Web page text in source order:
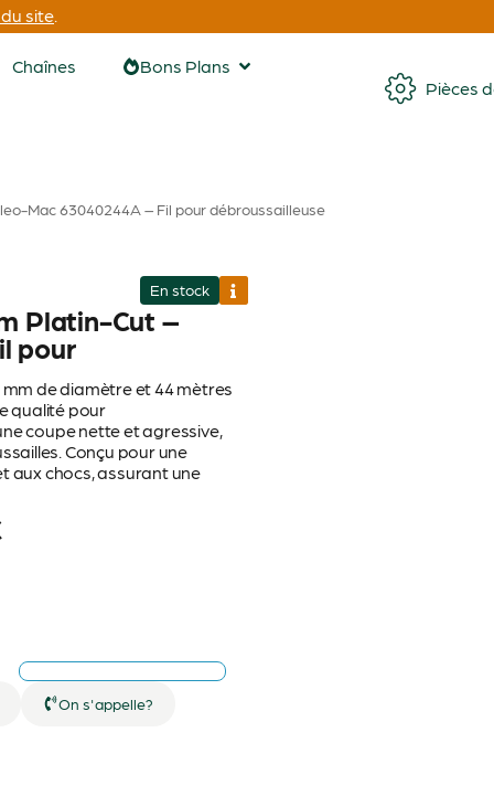
site.
Chaînes
Bons Plans
Pièces
Mac 63040244A – Fil pour débroussailleuse
En stock
Platin-Cut –
pour
de diamètre et 44 mètres
qualité pour
coupe nette et agressive,
Conçu pour une
aux chocs, assurant une
On s'appelle?